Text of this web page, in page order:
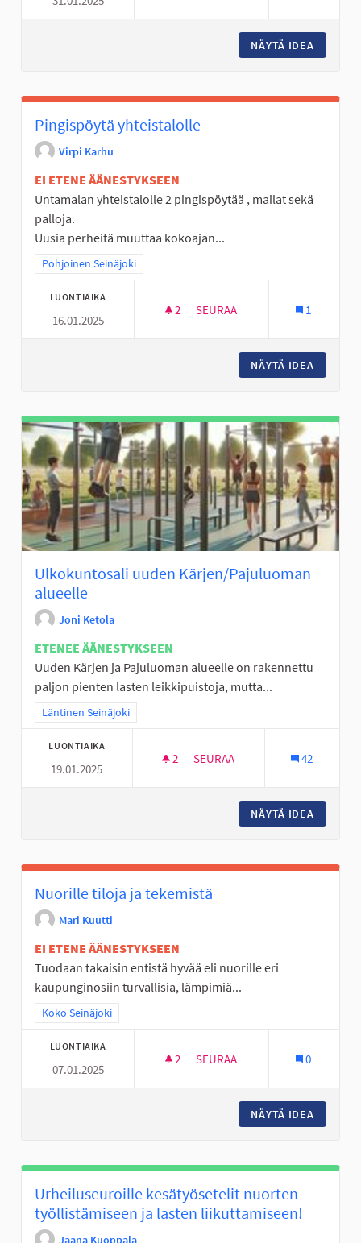
NÄYTÄ IDEA
Pingispöytä yhteistalolle
Virpi Karhu
EI ETENE ÄÄNESTYKSEEN
Untamalan yhteistalolle 2 pingispöytää , mailat sekä
palloja.
Uusia perheitä muuttaa kokoajan...
Rajaa tulokset teeman mukaan: Pohjoinen Seinäjoki
Pohjoinen Seinäjoki
LUONTIAIKA
16.01.2025
2 2 SEURAAJAA
SEURAA 1
NÄYTÄ IDEA
Ulkokuntosali uuden Kärjen/Pajuluoman
alueelle
Joni Ketola
ETENEE ÄÄNESTYKSEEN
Uuden Kärjen ja Pajuluoman alueelle on rakennettu
paljon pienten lasten leikkipuistoja, mutta...
Rajaa tulokset teeman mukaan: Läntinen Seinäjoki
Läntinen Seinäjoki
LUONTIAIKA
19.01.2025
2 2 SEURAAJAA
SEURAA 42
NÄYTÄ IDEA
Nuorille tiloja ja tekemistä
Mari Kuutti
EI ETENE ÄÄNESTYKSEEN
Tuodaan takaisin entistä hyvää eli nuorille eri
kaupunginosiin turvallisia, lämpimiä...
Rajaa tulokset teeman mukaan: Koko Seinäjoki
Koko Seinäjoki
LUONTIAIKA
07.01.2025
2 2 SEURAAJAA
SEURAA 0
NÄYTÄ IDEA
Urheiluseuroille kesätyösetelit nuorten
työllistämiseen ja lasten liikuttamiseen!
Jaana Kuoppala